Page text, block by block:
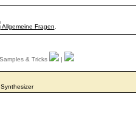
Allgemeine Fragen
& Tricks |